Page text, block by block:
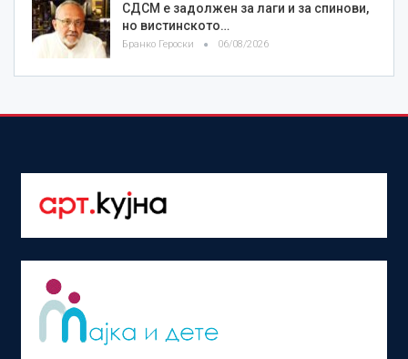
СДСМ е задолжен за лаги и за спинови,
но вистинското…
Бранко Героски 06/08/2026